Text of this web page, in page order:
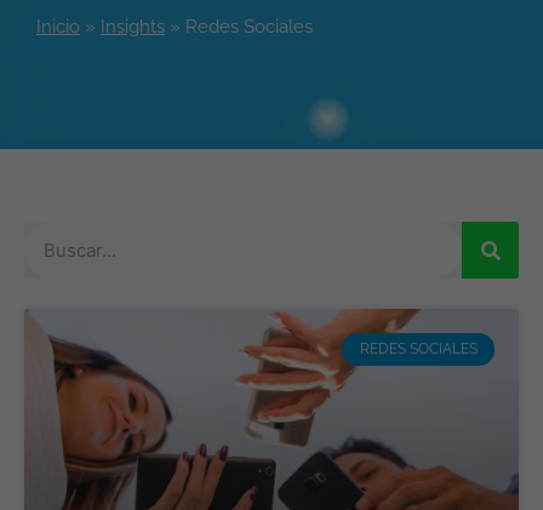
Inicio » Insights » Redes Sociales
REDES SOCIALES